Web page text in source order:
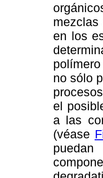
mezclas
en los
no sólo
el
a las
(véase